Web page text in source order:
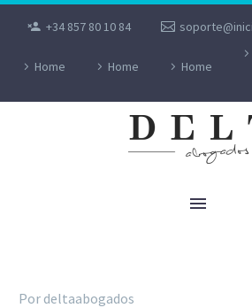
+34 857 80 10 84
Home Home Home
VIOLENCIA DE
Por deltaabogados